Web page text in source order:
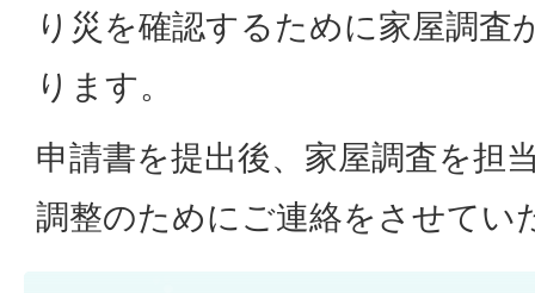
り災を確認するために家屋調査
ります。
申請書を提出後、家屋調査を担
調整のためにご連絡をさせてい